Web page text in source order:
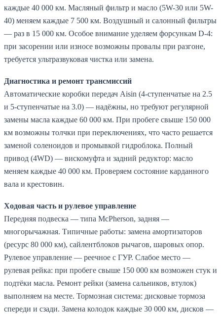
каждые 40 000 км. Масляный фильтр и масло (5W-30 или 5W-
40) меняем каждые 7 500 км. Воздушный и салонный фильтры
— раз в 15 000 км. Особое внимание уделяем форсункам D-4:
при засорении или износе возможны провалы при разгоне,
требуется ультразвуковая чистка или замена.
Диагностика и ремонт трансмиссий
Автоматические коробки передач Aisin (4-ступенчатые на 2.5
и 5-ступенчатые на 3.0) — надёжны, но требуют регулярной
замены масла каждые 60 000 км. При пробеге свыше 150 000
км возможны толчки при переключениях, что часто решается
заменой соленоидов и промывкой гидроблока. Полный
привод (4WD) — вискомуфта и задний редуктор: масло
меняем каждые 40 000 км. Проверяем состояние карданного
вала и крестовин.
Ходовая часть и рулевое управление
Передняя подвеска — типа McPherson, задняя —
многорычажная. Типичные работы: замена амортизаторов
(ресурс 80 000 км), сайлентблоков рычагов, шаровых опор.
Рулевое управление — реечное с ГУР. Слабое место —
рулевая рейка: при пробеге свыше 150 000 км возможен стук и
подтёки масла. Ремонт рейки (замена сальников, втулок)
выполняем на месте. Тормозная система: дисковые тормоза
спереди и сзади. Замена колодок каждые 30 000 км, дисков —